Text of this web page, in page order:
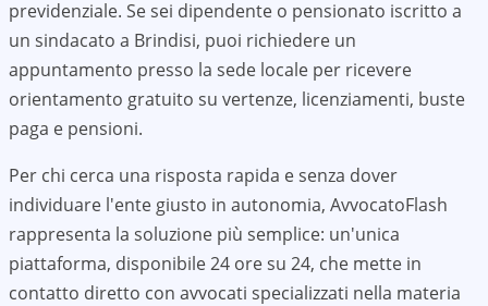
previdenziale. Se sei dipendente o pensionato iscritto a
un sindacato a Brindisi, puoi richiedere un
appuntamento presso la sede locale per ricevere
orientamento gratuito su vertenze, licenziamenti, buste
paga e pensioni.
Per chi cerca una risposta rapida e senza dover
individuare l'ente giusto in autonomia, AvvocatoFlash
rappresenta la soluzione più semplice: un'unica
piattaforma, disponibile 24 ore su 24, che mette in
contatto diretto con avvocati specializzati nella materia